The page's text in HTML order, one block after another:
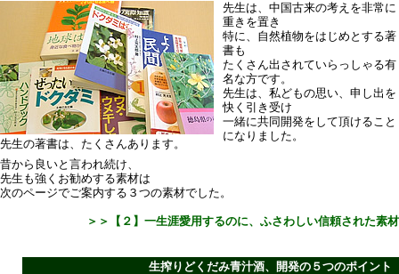
先生の著書は、たくさんあります。
先生は、中国古来の考えを非常に
重きを置き
特に、自然植物をはじめとする著
書も
たくさん出されていらっしゃる有
名な方です。
先生は、私どもの思い、申し出を
快く引き受け
一緒に共同開発をして頂けること
になりました。
昔から良いと言われ続け、
先生も強くお勧めする素材は
次のページでご案内する３つの素材でした。
＞＞【２】一生涯愛用するのに、ふさわしい信頼された素材
生搾りどくだみ青汁酒、開発の５つのポイント